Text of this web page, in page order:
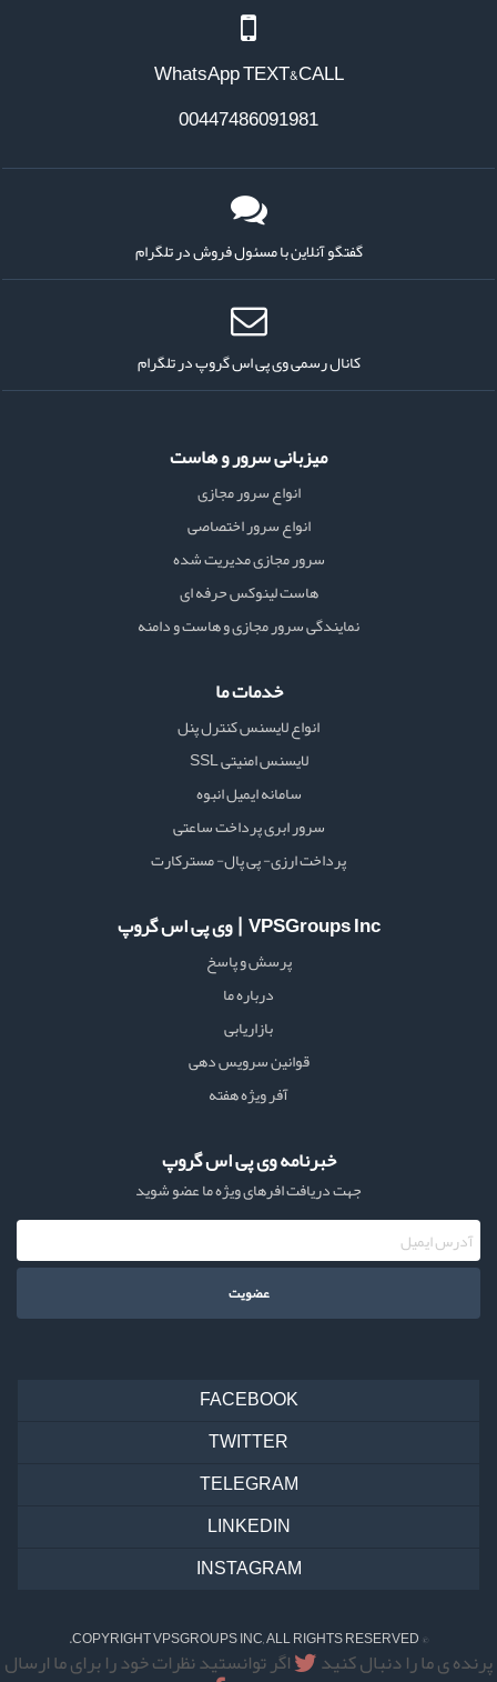
WhatsApp TEXT&CALL
00447486091981
گفتگو آنلاین با مسئول فروش در تلگرام
کانال رسمی وی پی اس گروپ در تلگرام
میزبانی سرور و هاست
انواع سرور مجازی
انواع سرور اختصاصی
سرور مجازی مدیریت شده
هاست لینوکس حرفه ای
نمایندگی سرور مجازی و هاست و دامنه
خدمات ما
انواع لایسنس کنترل پنل
لایسنس امنیتی SSL
سامانه ایمیل انبوه
سرور ابری پرداخت ساعتی
پرداخت ارزی- پی پال- مسترکارت
VPSGroups Inc ∣ وی پی اس گروپ
پرسش و پاسخ
درباره ما
بازاریابی
قوانین سرویس دهی
آفر ویژه هفته
خبرنامه وی پی اس گروپ
جهت دریافت افرهای ویژه ما عضو شوید
FACEBOOK
TWITTER
TELEGRAM
LINKEDIN
INSTAGRAM
© COPYRIGHT VPSGROUPS INC, ALL RIGHTS RESERVED.
پرنده ی ما را دنبال کنید اگر توانستید نظرات خود را برای ما ارسال